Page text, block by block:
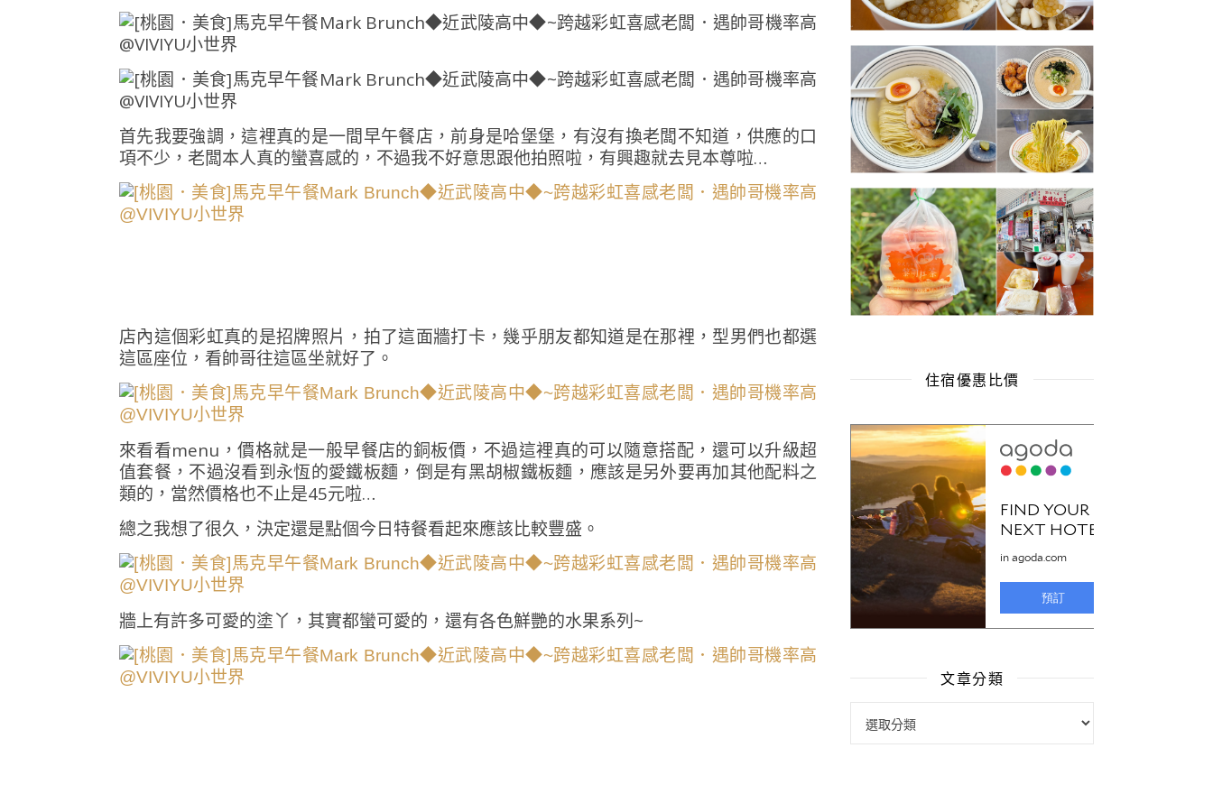
首先我要強調，這裡真的是一間早午餐店，前身是哈堡堡，有沒有換老闆不知道，供應的口
項不少，老闆本人真的蠻喜感的，不過我不好意思跟他拍照啦，有興趣就去見本尊啦…
店內這個彩虹真的是招牌照片，拍了這面牆打卡，幾乎朋友都知道是在那裡，型男們也都選
這區座位，看帥哥往這區坐就好了。
來看看menu，價格就是一般早餐店的銅板價，不過這裡真的可以隨意搭配，還可以升級超
值套餐，不過沒看到永恆的愛鐵板麵，倒是有黑胡椒鐵板麵，應該是另外要再加其他配料之
類的，當然價格也不止是45元啦…
總之我想了很久，決定還是點個今日特餐看起來應該比較豐盛。
牆上有許多可愛的塗丫，其實都蠻可愛的，還有各色鮮艷的水果系列~
住宿優惠比價
文章分類